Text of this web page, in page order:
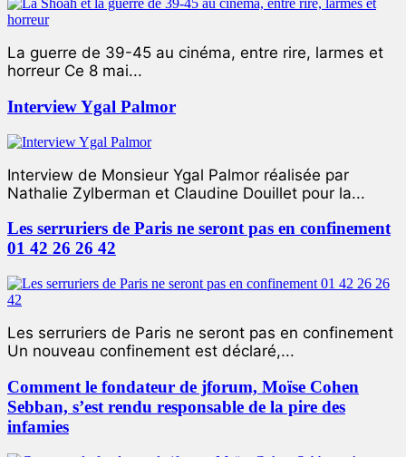
La guerre de 39-45 au cinéma, entre rire, larmes et
horreur Ce 8 mai...
Interview Ygal Palmor
Interview de Monsieur Ygal Palmor réalisée par
Nathalie Zylberman et Claudine Douillet pour la...
Les serruriers de Paris ne seront pas en confinement
01 42 26 26 42
Les serruriers de Paris ne seront pas en confinement
Un nouveau confinement est déclaré,...
Comment le fondateur de jforum, Moïse Cohen
Sebban, s’est rendu responsable de la pire des
infamies